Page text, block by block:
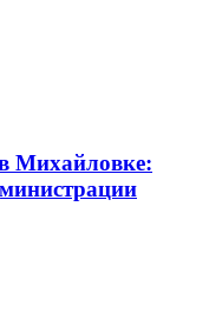
Михайловке: